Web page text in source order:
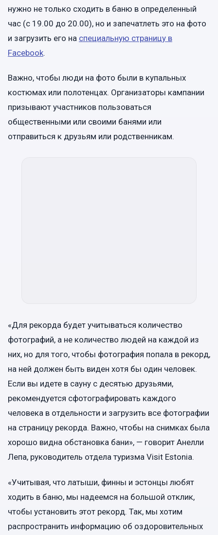
нужно не только сходить в баню в определенный
час (с 19.00 до 20.00), но и запечатлеть это на фото
и загрузить его на специальную страницу в
Facebook.
Важно, чтобы люди на фото были в купальных
костюмах или полотенцах. Организаторы кампании
призывают участников пользоваться
общественными или своими банями или
отправиться к друзьям или родственникам.
«Для рекорда будет учитываться количество
фотографий, а не количество людей на каждой из
них, но для того, чтобы фотография попала в рекорд,
на ней должен быть виден хотя бы один человек.
Если вы идете в сауну с десятью друзьями,
рекомендуется сфотографировать каждого
человека в отдельности и загрузить все фотографии
на страницу рекорда. Важно, чтобы на снимках была
хорошо видна обстановка бани», — говорит Анелли
Лепа, руководитель отдела туризма Visit Estonia.
«Учитывая, что латыши, финны и эстонцы любят
ходить в баню, мы надеемся на большой отклик,
чтобы установить этот рекорд. Так, мы хотим
распространить информацию об оздоровительных